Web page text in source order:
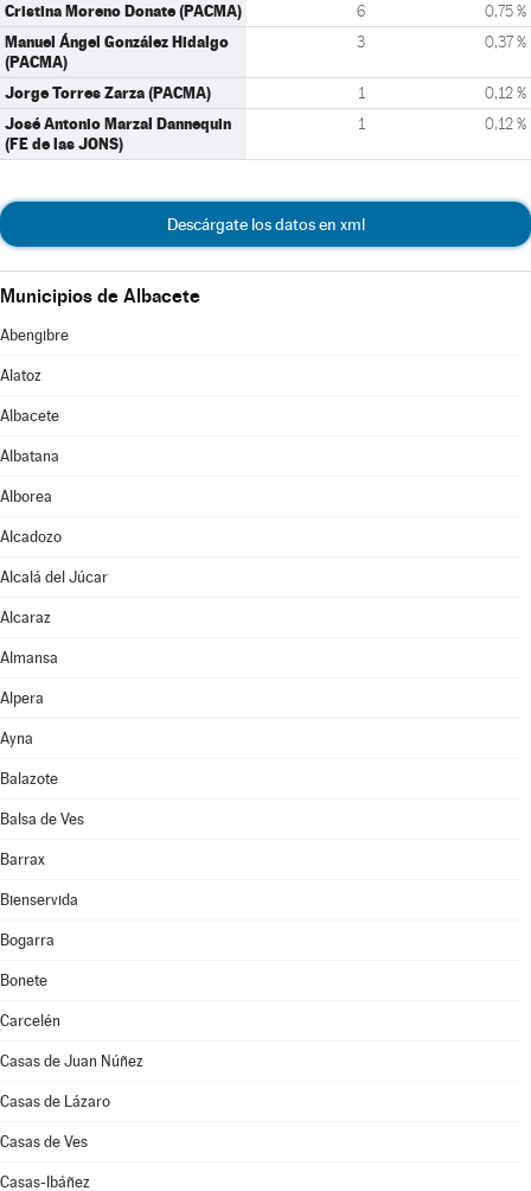
Cristina Moreno Donate (PACMA) 6 0,75 %
Manuel Ángel González Hidalgo
(PACMA)
3 0,37 %
Jorge Torres Zarza (PACMA) 1 0,12 %
José Antonio Marzal Dannequin
(FE de las JONS)
1 0,12 %
Descárgate los datos en xml
Municipios de Albacete
Abengibre
Alatoz
Albacete
Albatana
Alborea
Alcadozo
Alcalá del Júcar
Alcaraz
Almansa
Alpera
Ayna
Balazote
Balsa de Ves
Barrax
Bienservida
Bogarra
Bonete
Carcelén
Casas de Juan Núñez
Casas de Lázaro
Casas de Ves
Casas-Ibáñez